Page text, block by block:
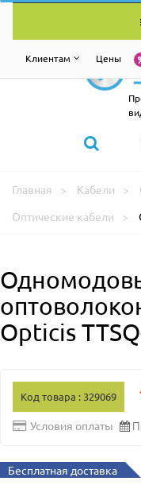
Клиентам Цены
Главная Кабели
Оптические кабели
Opticis
Код товара : 329069
Условия оплаты
Бесплатная доставка